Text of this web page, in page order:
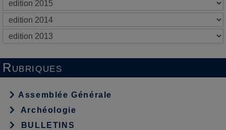
Rubriques
Assemblée Générale
Archéologie
BULLETINS